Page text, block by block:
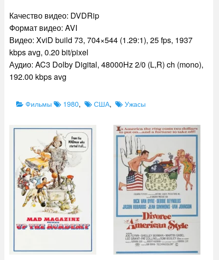
Качество видео: DVDRip
Формат видео: AVI
Видео: XviD build 73, 704×544 (1.29:1), 25 fps, 1937
kbps avg, 0.20 bit/pixel
Аудио: AC3 Dolby Digital, 48000Hz 2/0 (L,R) ch (mono),
192.00 kbps avg
Categories
ФильмыTags1980, США, Ужасы